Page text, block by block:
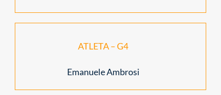
ATLETA – G4
Emanuele Ambrosi